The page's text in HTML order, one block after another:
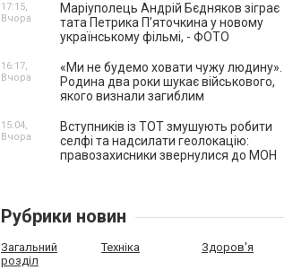
Маріуполець Андрій Бєдняков зіграє
тата Петрика П’яточкина у новому
українському фільмі, - ФОТО
17:15,
Вчора
«Ми не будемо ховати чужу людину».
Родина два роки шукає військового,
якого визнали загиблим
16:17,
Вчора
Вступників із ТОТ змушують робити
селфі та надсилати геолокацію:
правозахисники звернулися до МОН
15:04,
Вчора
Рубрики новин
Загальний
розділ
Техніка Здоров'я